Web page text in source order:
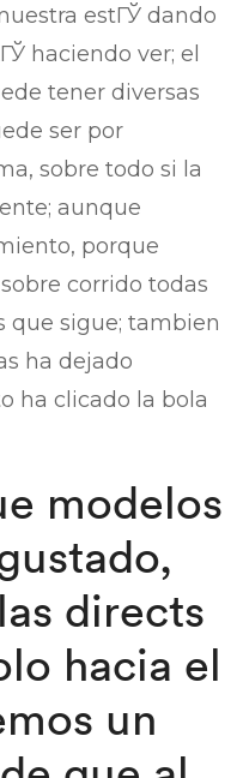
estГЎ dando
haciendo ver; el
tener diversas
ser por
sobre todo si la
aunque
porque
corrido todas
que sigue; tambien
ha dejado
ha clicado la bola
modelos
directs
hacia el
un